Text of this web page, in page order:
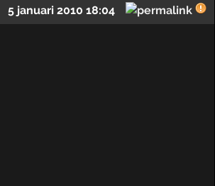
5 januari 2010 18:04